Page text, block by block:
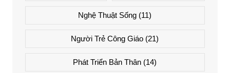
Nghệ Thuật Sống (11)
Người Trẻ Công Giáo (21)
Phát Triển Bản Thân (14)